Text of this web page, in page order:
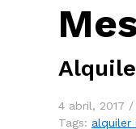
4 abril, 2017 /
Tags: